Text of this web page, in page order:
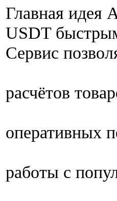
Главная идея
USDT
Сервис
расчётов
оперативных
работы с